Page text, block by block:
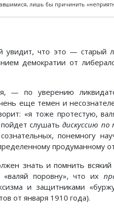
лишь бы причинить
увидит, что это — старый
демократии от
— по уверению
еще темен и
«я тоже протестую,
пойдет слушатьдискуссию
сознательных, понемногу
продуманному
знать и помнить
поровну», что их
и защитниками
от января 1910 года).